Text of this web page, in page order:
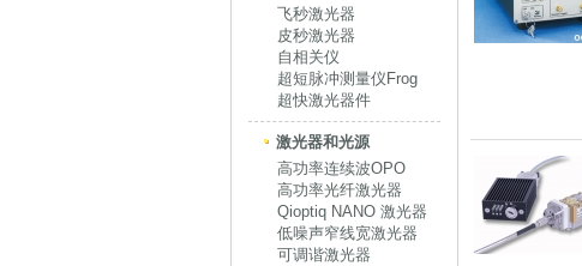
飞秒激光器
皮秒激光器
自相关仪
超短脉冲测量仪Frog
超快激光器件
激光器和光源
高功率连续波OPO
高功率光纤激光器
Qioptiq NANO 激光器
低噪声窄线宽激光器
可调谐激光器